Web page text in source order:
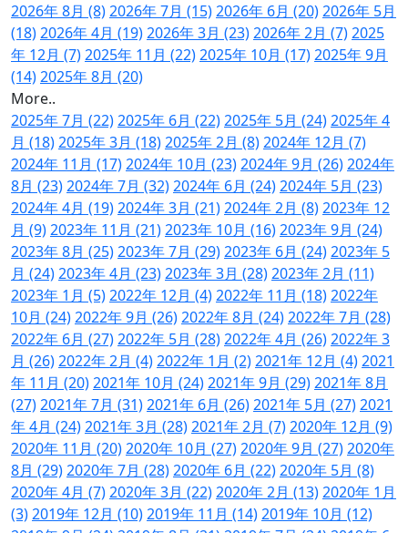
2026年 8月 (8)2026年 7月 (15)2026年 6月 (20)2026年 5月
(18)2026年 4月 (19)2026年 3月 (23)2026年 2月 (7)2025
年 12月 (7)2025年 11月 (22)2025年 10月 (17)2025年 9月
(14)2025年 8月 (20)
More..
2025年 7月 (22)2025年 6月 (22)2025年 5月 (24)2025年 4
月 (18)2025年 3月 (18)2025年 2月 (8)2024年 12月 (7)
2024年 11月 (17)2024年 10月 (23)2024年 9月 (26)2024年
8月 (23)2024年 7月 (32)2024年 6月 (24)2024年 5月 (23)
2024年 4月 (19)2024年 3月 (21)2024年 2月 (8)2023年 12
月 (9)2023年 11月 (21)2023年 10月 (16)2023年 9月 (24)
2023年 8月 (25)2023年 7月 (29)2023年 6月 (24)2023年 5
月 (24)2023年 4月 (23)2023年 3月 (28)2023年 2月 (11)
2023年 1月 (5)2022年 12月 (4)2022年 11月 (18)2022年
10月 (24)2022年 9月 (26)2022年 8月 (24)2022年 7月 (28)
2022年 6月 (27)2022年 5月 (28)2022年 4月 (26)2022年 3
月 (26)2022年 2月 (4)2022年 1月 (2)2021年 12月 (4)2021
年 11月 (20)2021年 10月 (24)2021年 9月 (29)2021年 8月
(27)2021年 7月 (31)2021年 6月 (26)2021年 5月 (27)2021
年 4月 (24)2021年 3月 (28)2021年 2月 (7)2020年 12月 (9)
2020年 11月 (20)2020年 10月 (27)2020年 9月 (27)2020年
8月 (29)2020年 7月 (28)2020年 6月 (22)2020年 5月 (8)
2020年 4月 (7)2020年 3月 (22)2020年 2月 (13)2020年 1月
(3)2019年 12月 (10)2019年 11月 (14)2019年 10月 (12)